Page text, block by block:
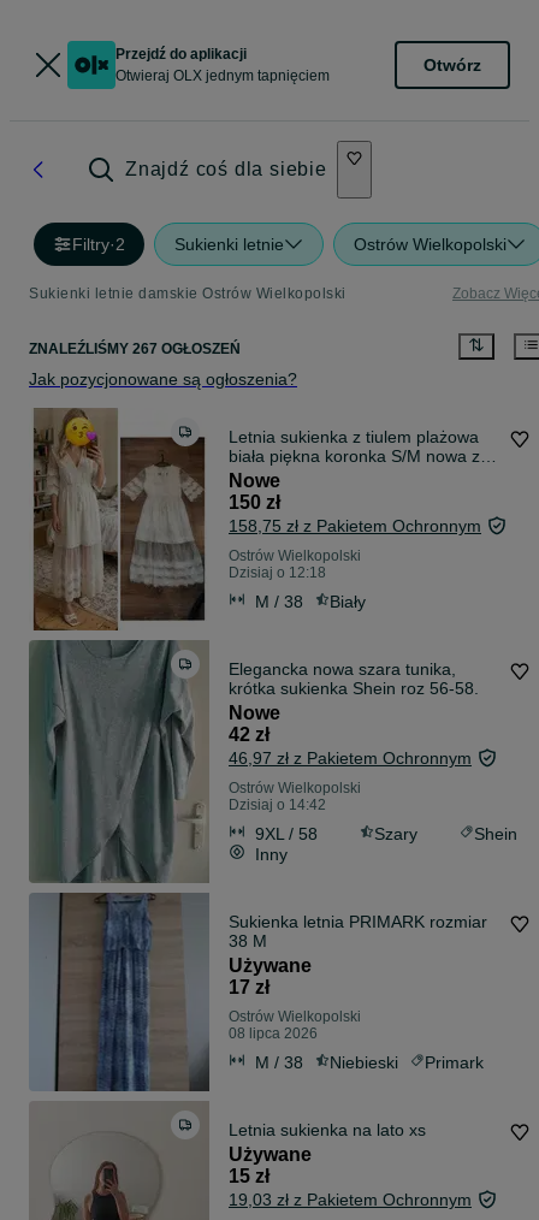
Przejdź do aplikacji
Otwieraj OLX jednym tapnięciem
Otwórz
Znajdź coś dla siebie
Filtry·2 Sukienki letnie Ostrów Wielkopolski
Sukienki letnie damskie Ostrów Wielkopolski Zobacz
ZNALEŹLIŚMY 267 OGŁOSZEŃ
Jak pozycjonowane są ogłoszenia?
Letnia sukienka z tiulem plażowa
biała piękna koronka S/M nowa z
metką
Nowe
150 zł
158,75 zł z Pakietem Ochronnym
Ostrów Wielkopolski
Dzisiaj o 12:18
M / 38 Biały
Elegancka nowa szara tunika,
krótka sukienka Shein roz 56-58.
Nowe
42 zł
46,97 zł z Pakietem Ochronnym
Ostrów Wielkopolski
Dzisiaj o 14:42
9XL / 58 Szary
Shein
Inny
Sukienka letnia PRIMARK rozmiar
38 M
Używane
17 zł
Ostrów Wielkopolski
08 lipca 2026
M / 38 Niebieski Primark
Letnia sukienka na lato xs
Używane
15 zł
19,03 zł z Pakietem Ochronnym